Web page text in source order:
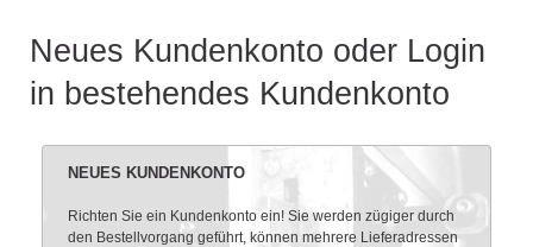
Neues Kundenkonto oder Login
in bestehendes Kundenkonto
NEUES KUNDENKONTO
Richten Sie ein Kundenkonto ein! Sie werden zügiger durch
den Bestellvorgang geführt, können mehrere Lieferadressen